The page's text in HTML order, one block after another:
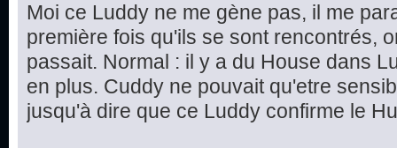
Moi ce Luddy ne me gène pas, il me
première fois qu'ils se sont rencontrés,
passait. Normal : il y a du House dans
en plus. Cuddy ne pouvait qu'etre
jusqu'à dire que ce Luddy confirme le